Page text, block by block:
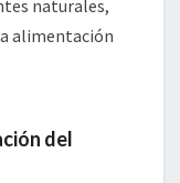
naturales,
alimentación
del